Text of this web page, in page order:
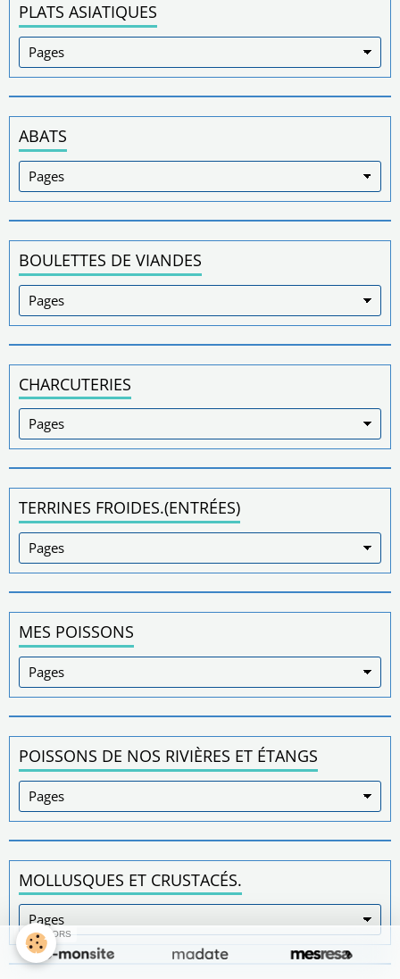
PLATS ASIATIQUES
ABATS
BOULETTES DE VIANDES
CHARCUTERIES
TERRINES FROIDES.(ENTRÉES)
MES POISSONS
POISSONS DE NOS RIVIÈRES ET ÉTANGS
MOLLUSQUES ET CRUSTACÉS.
SPONSORS